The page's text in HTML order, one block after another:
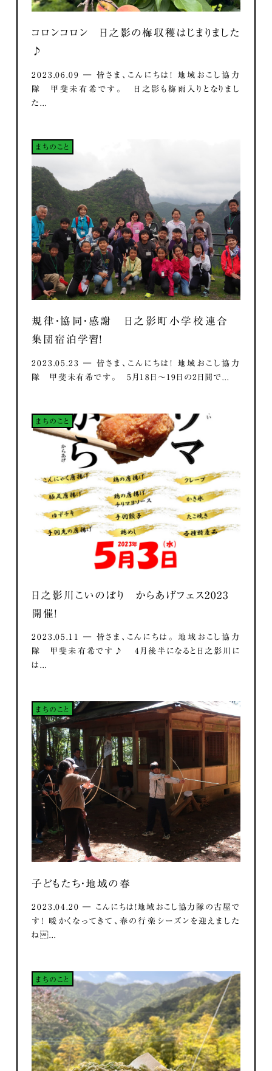
コロンコロン 日之影の梅収穫はじまりました
♪
2023.06.09 ― 皆さま、こんにちは！ 地域おこし協力
隊 甲斐未有希です。 日之影も梅雨入りとなりまし
た...
まちのこと
規律・協同・感謝 日之影町小学校連合
集団宿泊学習！
2023.05.23 ― 皆さま、こんにちは！ 地域おこし協力
隊 甲斐未有希です。 5月18日～19日の2日間で...
まちのこと
日之影川こいのぼり からあげフェス2023
開催！
2023.05.11 ― 皆さま、こんにちは。 地域おこし協力
隊 甲斐未有希です♪ 4月後半になると日之影川に
は...
まちのこと
子どもたち・地域の春
2023.04.20 ― こんにちは！地域おこし協力隊の古屋で
す！ 暖かくなってきて、春の行楽シーズンを迎えました
ね...
まちのこと